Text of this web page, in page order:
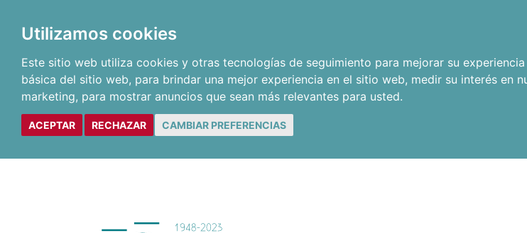
Utilizamos cookies
Este sitio web utiliza cookies y otras tecnologías de seguimiento para mejorar su
básica del sitio web, para brindar una mejor experiencia en el sitio web, medir su interés en
marketing, para mostrar anuncios que sean más relevantes para usted.
ACEPTAR RECHAZAR CAMBIAR PREFERENCIAS